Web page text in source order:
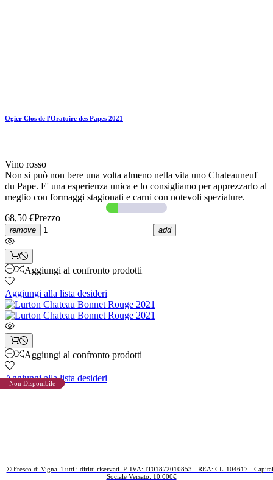
Ogier Clos de l'Oratoire des Papes 2021
Vino rosso
Non si può non bere una volta almeno nella vita uno Chateauneuf
du Pape. E' una esperienza unica e lo consigliamo per apprezzarlo al
meglio con formaggi stagionati e carni con notevoli speziature.
68,50 €Prezzo
remove add
Aggiungi al confronto prodotti
Aggiungi alla lista desideri
Aggiungi al confronto prodotti
Aggiungi alla lista desideri
Non Disponibile
Non Disponibile
Non Disponibile
© Fresco di Vigna. Tutti i diritti riservati. P. IVA: IT01872010853 - REA: CL-104617 -
Sociale Versato: 10.000€